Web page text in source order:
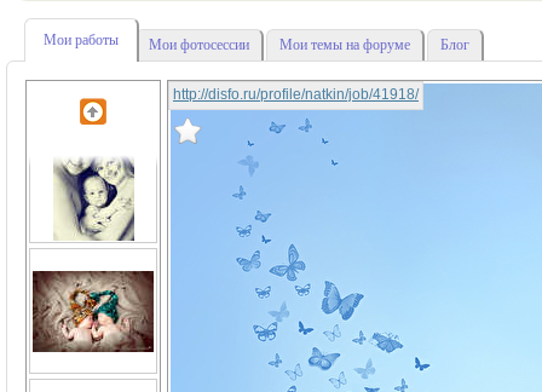
Мои работы Мои фотосессии Мои темы на форуме Блог
http://disfo.ru/profile/natkin/job/41918/